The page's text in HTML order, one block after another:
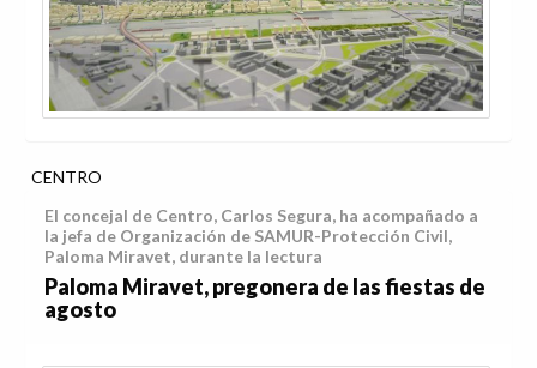
CENTRO
El concejal de Centro, Carlos Segura, ha acompañado a
la jefa de Organización de SAMUR-Protección Civil,
Paloma Miravet, durante la lectura
Paloma Miravet, pregonera de las fiestas de
agosto